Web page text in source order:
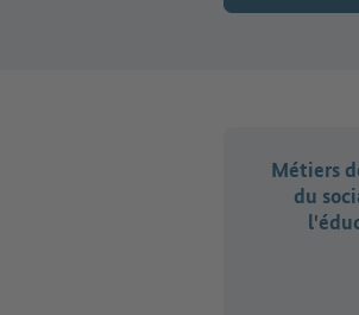
Métiers
du